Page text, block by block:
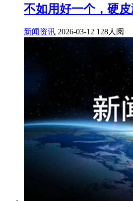
不如用好一个，硬
新闻资讯 2026-03-12 128人阅